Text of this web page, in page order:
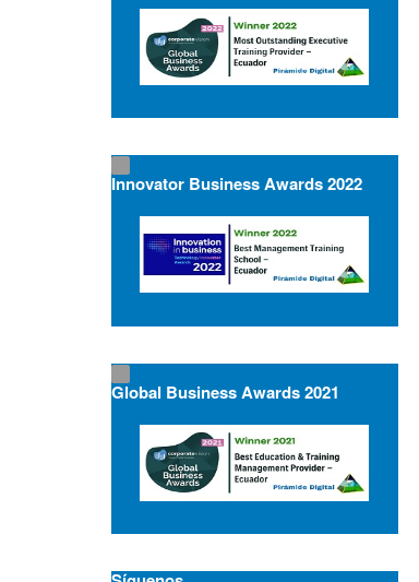
Innovator Business Awards 2022
Global Business Awards 2021